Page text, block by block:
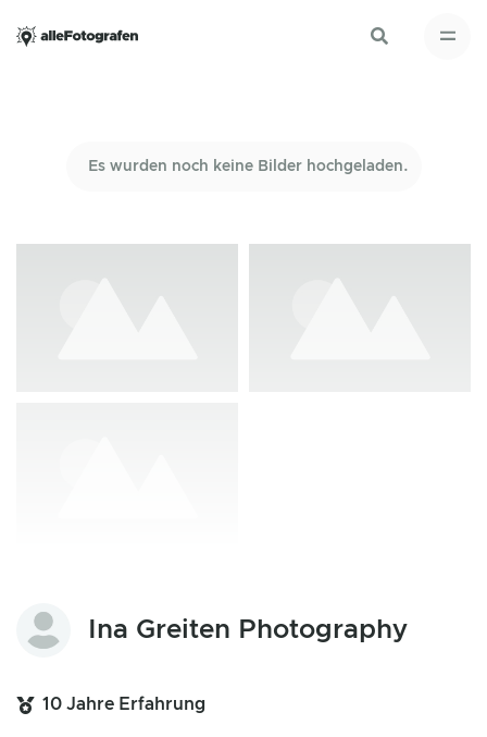
Es wurden noch keine Bilder hochgeladen.
Ina Greiten Photography
10 Jahre Erfahrung